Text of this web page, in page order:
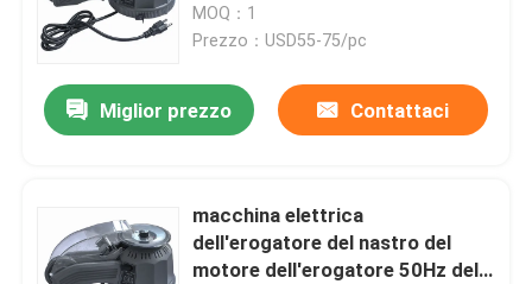
MOQ：1
Prezzo：USD55-75/pc
Miglior prezzo Contattaci
macchina elettrica
dell'erogatore del nastro del
motore dell'erogatore 50Hz del